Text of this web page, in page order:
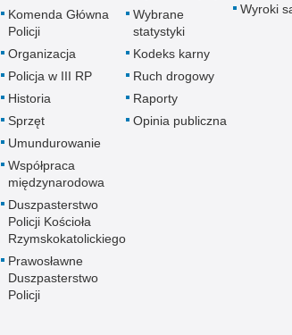
Komenda Główna
Policji
Organizacja
Policja w III RP
Historia
Sprzęt
Umundurowanie
Współpraca
międzynarodowa
Duszpasterstwo
Policji Kościoła
Rzymskokatolickiego
Prawosławne
Duszpasterstwo
Policji
Wybrane
statystyki
Kodeks karny
Ruch drogowy
Raporty
Opinia publiczna
Wyroki